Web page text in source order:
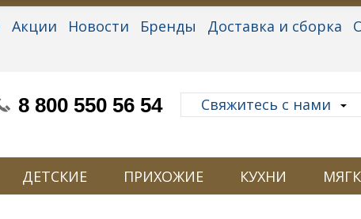
Акции Новости Бренды Доставка и сборка
8 800 550 56 54 Свяжитесь с нами
ДЕТСКИЕ ПРИХОЖИЕ КУХНИ